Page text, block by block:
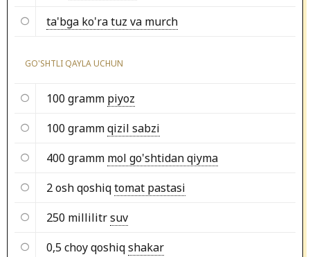
ta'bga ko'ra tuz va murch
GO'SHTLI QAYLA UCHUN
100 gramm piyoz
100 grammqizil sabzi
400 gramm mol go'shtidan qiyma
2 osh qoshiqtomat pastasi
250 millilitrsuv
0,5 choy qoshiqshakar